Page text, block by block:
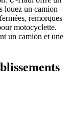
louez un camion
remorques
motocyclette.
un camion et une